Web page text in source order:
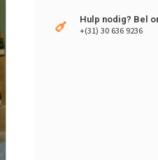
Hulp nodig? Bel
+(31) 30 636 9236